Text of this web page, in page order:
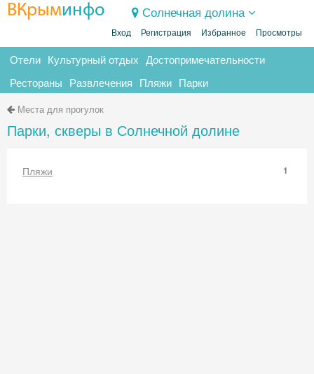
ВКрыминфо Солнечная долина
Вход Регистрация Избранное Просмотры
Отели Культурный отдых Достопримечательности
Рестораны Развлечения Пляжи Парки
Места для прогулок
Парки, скверы в Солнечной долине
Пляжи 1